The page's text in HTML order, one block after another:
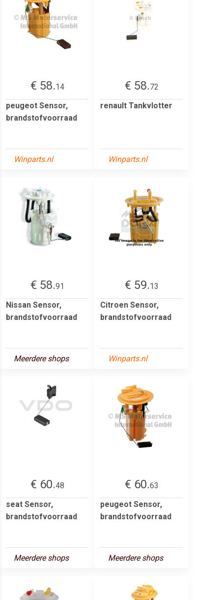
€ 58.14
peugeot Sensor,
brandstofvoorraad
Winparts.nl
€ 58.72
renault Tankvlotter
Winparts.nl
€ 58.91
Nissan Sensor,
brandstofvoorraad
Meerdere shops
€ 59.13
Citroen Sensor,
brandstofvoorraad
Winparts.nl
€ 60.48
seat Sensor,
brandstofvoorraad
Meerdere shops
€ 60.63
peugeot Sensor,
brandstofvoorraad
Meerdere shops